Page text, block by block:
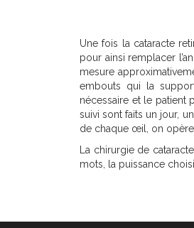
Une fois la cataracte
pour ainsi remplacer
mesure
embouts qui la
nécessaire et le patient
suivi sont faits un jour,
de chaque œil, on opère
La chirurgie de
mots, la puissance